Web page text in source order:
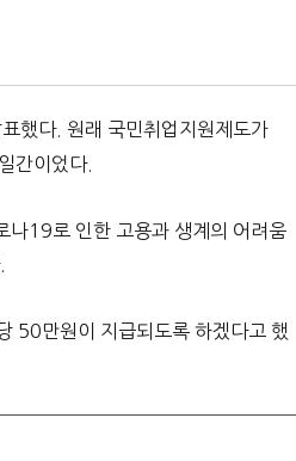
했다. 원래 국민취업지원제도가
간이었다.
나19로 인한 고용과 생계의 어려움
50만원이 지급되도록 하겠다고 했